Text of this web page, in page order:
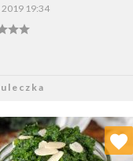
2019 19:34
Dodaj do ulubionych